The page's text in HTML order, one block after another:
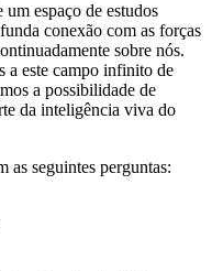
espaço de estudos
conexão com as forças
sobre nós.
a este campo infinito de
a possibilidade de
da inteligência viva do
as seguintes perguntas: